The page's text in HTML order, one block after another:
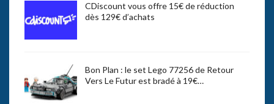
CDiscount vous offre 15€ de réduction
dès 129€ d’achats
Bon Plan : le set Lego 77256 de Retour
Vers Le Futur est bradé à 19€…